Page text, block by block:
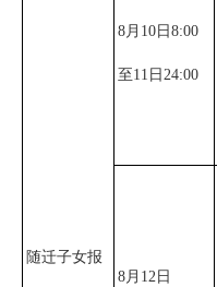
随迁子女报
8月10日8:00
至11日24:00
8月12日